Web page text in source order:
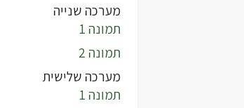
מערכה שנייה
תמונה 1
תמונה 2
מערכה שלישית
תמונה 1